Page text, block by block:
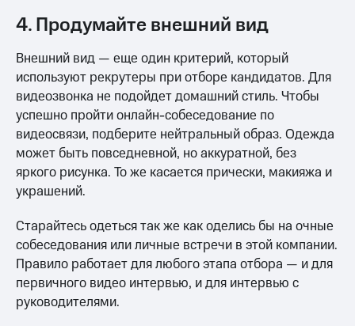
4. Продумайте внешний вид
Внешний вид — еще один критерий, который
используют рекрутеры при отборе кандидатов. Для
видеозвонка не подойдет домашний стиль. Чтобы
успешно пройти онлайн-собеседование по
видеосвязи, подберите нейтральный образ. Одежда
может быть повседневной, но аккуратной, без
яркого рисунка. То же касается прически, макияжа и
украшений.
Старайтесь одеться так же как оделись бы на очные
собеседования или личные встречи в этой компании.
Правило работает для любого этапа отбора — и для
первичного видео интервью, и для интервью с
руководителями.